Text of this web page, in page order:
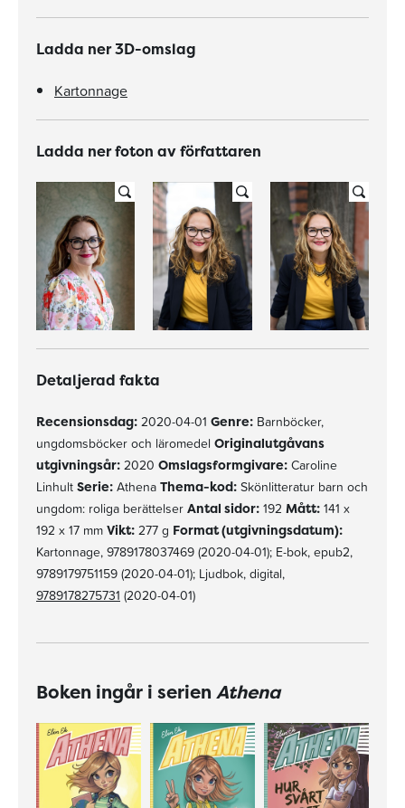
Ladda ner 3D-omslag
Kartonnage
Ladda ner foton av författaren
Detaljerad fakta
Recensionsdag: 2020-04-01 Genre: Barnböcker,
ungdomsböcker och läromedel Originalutgåvans
utgivningsår: 2020 Omslagsformgivare: Caroline
Linhult Serie: Athena Thema-kod: Skönlitteratur barn och
ungdom: roliga berättelser Antal sidor: 192 Mått: 141 x
192 x 17 mm Vikt: 277 g Format (utgivningsdatum):
Kartonnage, 9789178037469 (2020-04-01); E-bok, epub2,
9789179751159 (2020-04-01); Ljudbok, digital,
9789178275731 (2020-04-01)
Boken ingår i serien Athena